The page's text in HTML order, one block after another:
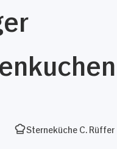
Sterneküche C. Rüffer